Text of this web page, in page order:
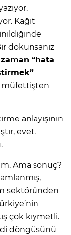
Kağıt
inildiğinde
dokunsanız
“hata
müfettişten
anlayışının
evet.
Ama sonuç?
sektöründen
çok kıymetli.
döngüsünü